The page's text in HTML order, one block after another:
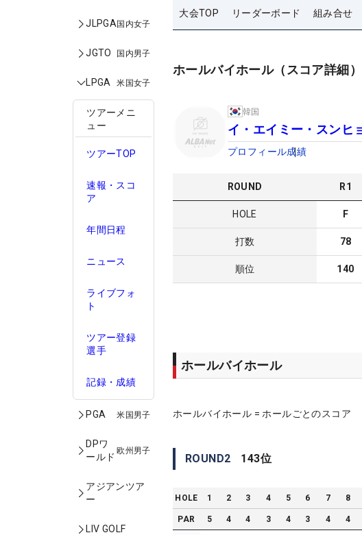
JLPGA国内女子
JGTO 国内男子
LPGA 米国女子
ツアーメニ
ュー
ツアーTOP
速報・スコ
ア
年間日程
ニュース
ライブフォ
ト
ツアー登録
選手
記録・成績
PGA 米国男子
DPワ
ールド
欧州男子
アジアンツア
ー
LIV GOLF
大会TOP リーダーボード 組み合せ
ホールバイホール（スコア詳細）
韓国
イ・エイミー・スンヒ
プロフィール成績
ROUND R1
HOLE F
打数 78
順位 140
ホールバイホール
ホールバイホール = ホールごとのスコア
ROUND2 143位
HOLE 1 2 3 4 5 6 7 8
PAR 5 4 4 3 4 3 4 4